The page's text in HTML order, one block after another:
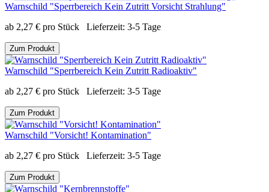
Warnschild "Sperrbereich Kein Zutritt Vorsicht Strahlung"
ab 2,27 € pro Stück Lieferzeit: 3-5 Tage
Zum Produkt
Warnschild "Sperrbereich Kein Zutritt Radioaktiv"
ab 2,27 € pro Stück Lieferzeit: 3-5 Tage
Zum Produkt
Warnschild "Vorsicht! Kontamination"
ab 2,27 € pro Stück Lieferzeit: 3-5 Tage
Zum Produkt